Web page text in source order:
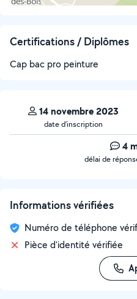
Certifications / Diplômes
Cap bac pro peinture
14 novembre 2023
date d’inscription
4
délai de
Informations vérifiées
Numéro de téléphone
Pièce d'identité vérifiée